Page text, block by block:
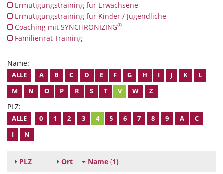
Ermutigungstraining für Erwachsene
Ermutigungstraining für Kinder / Jugendliche
Coaching mit SYNCHRONIZING®
Familienrat-Training
Name:
ALLE A B C D E F G H I J K
L
M
N O P R S T V W Z
PLZ:
ALLE 0 1 2 3 4 5 6 7 8 9 A
C
I
N
PLZ Ort Name (1)